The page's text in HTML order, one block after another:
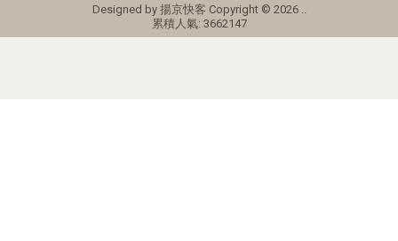
Designed by 揚京快客 Copyright © 2026 ..
累積人氣: 3662147